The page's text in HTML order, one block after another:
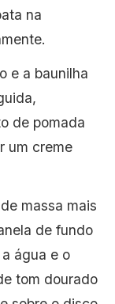
na
e a baunilha
de pomada
um creme
massa mais
de fundo
água e o
tom dourado